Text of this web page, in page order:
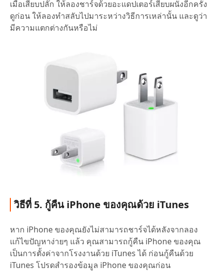
เมื่อเสียบปลั๊ก ให้ลองชาร์จด้วยอะแดปเตอร์เสียบผนังอีกครั้ง
ดูก่อน ให้ลองทำสลับไปมาระหว่างวิธีการเหล่านั้น และดูว่า
มีความแตกต่างกันหรือไม่
วิธีที่ 5. กู้คืน iPhone ของคุณด้วย iTunes
หาก iPhone ของคุณยังไม่สามารถชาร์จได้หลังจากลอง
แก้ไขปัญหาง่ายๆ แล้ว คุณสามารถกู้คืน iPhone ของคุณ
เป็นการตั้งค่าจากโรงงานด้วย iTunes ได้ ก่อนกู้คืนด้วย
iTunes โปรดสำรองข้อมูล iPhone ของคุณก่อน